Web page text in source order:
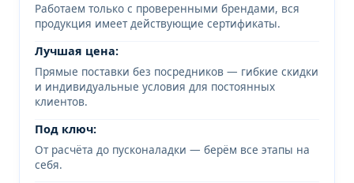
Работаем только с проверенными брендами, вся
продукция имеет действующие сертификаты.
Лучшая цена:
Прямые поставки без посредников — гибкие скидки
и индивидуальные условия для постоянных
клиентов.
Под ключ:
От расчёта до пусконаладки — берём все этапы на
себя.